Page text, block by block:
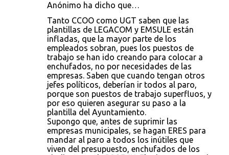
Anónimo ha dicho que…
Tanto CCOO como UGT saben que las
plantillas de LEGACOM y EMSULE están
infladas, que la mayor parte de los
empleados sobran, pues los puestos de
trabajo se han ido creando para colocar a
enchufados, no por necesidades de las
empresas. Saben que cuando tengan otros
jefes políticos, deberían ir todos al paro,
porque son puestos de trabajo superfluos, y
por eso quieren asegurar su paso a la
plantilla del Ayuntamiento.
Supongo que, antes de suprimir las
empresas municipales, se hagan ERES para
mandar al paro a todos los inútiles que
viven del presupuesto, enchufados de los